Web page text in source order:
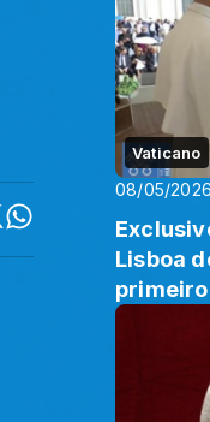
Vaticano
08/05/2026
Lisboa
primeiro